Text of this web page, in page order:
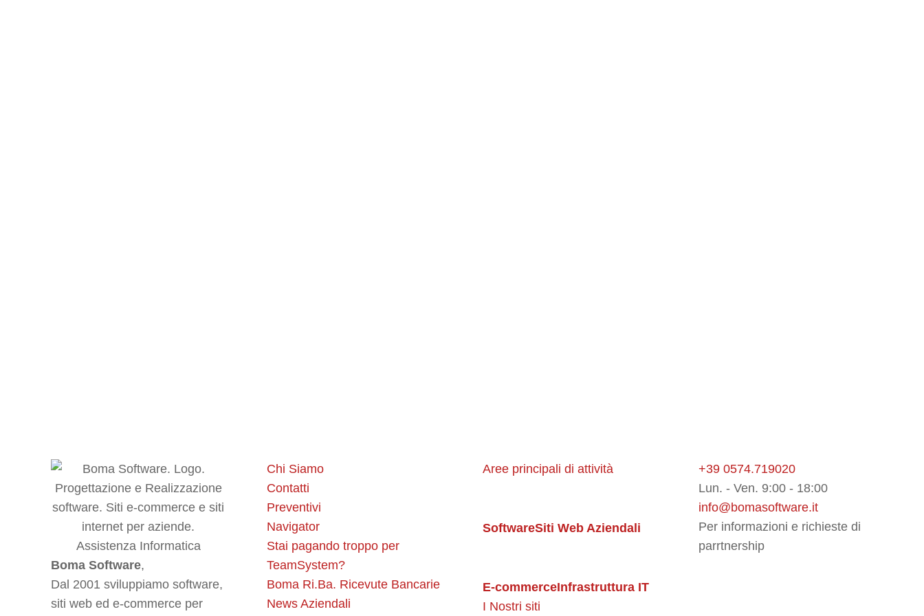
Boma Software,
Dal 2001 sviluppiamo software,
siti web ed e-commerce per
Chi Siamo
Contatti
Preventivi
Navigator
Stai pagando troppo per
TeamSystem?
Boma Ri.Ba. Ricevute Bancarie
News Aziendali
Aree principali di attività
SoftwareSiti Web Aziendali
E-commerceInfrastruttura IT
I Nostri siti
+39 0574.719020
Lun. - Ven. 9:00 - 18:00
info@bomasoftware.it
Per informazioni e richieste di
parrtnership